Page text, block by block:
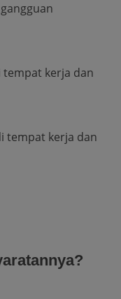
tempat kerja dan
tempat kerja dan